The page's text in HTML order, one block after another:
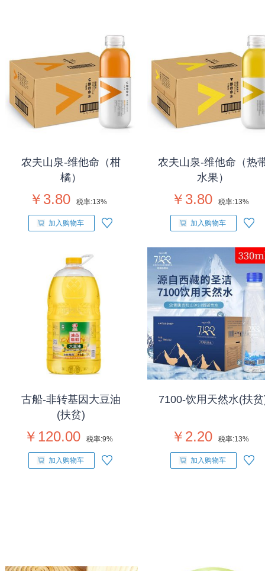
农夫山泉-维他命（柑
橘）
￥3.80 税率:13%
加入购物车
农夫山泉-维他命（热
水果）
￥3.80 税率:13%
加入购物车
古船-非转基因大豆油
(扶贫)
￥120.00 税率:9%
加入购物车
7100-饮用天然水(扶
￥2.20 税率:13%
加入购物车